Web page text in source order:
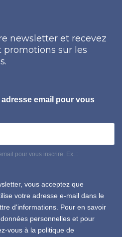
newsletter et recevez
promotions sur les
email pour vous
pour vous inscrire. Ex. :
vous acceptez que
votre adresse e-mail dans le
d'informations. Pour en savoir
personnelles et pour
vous à la politique de